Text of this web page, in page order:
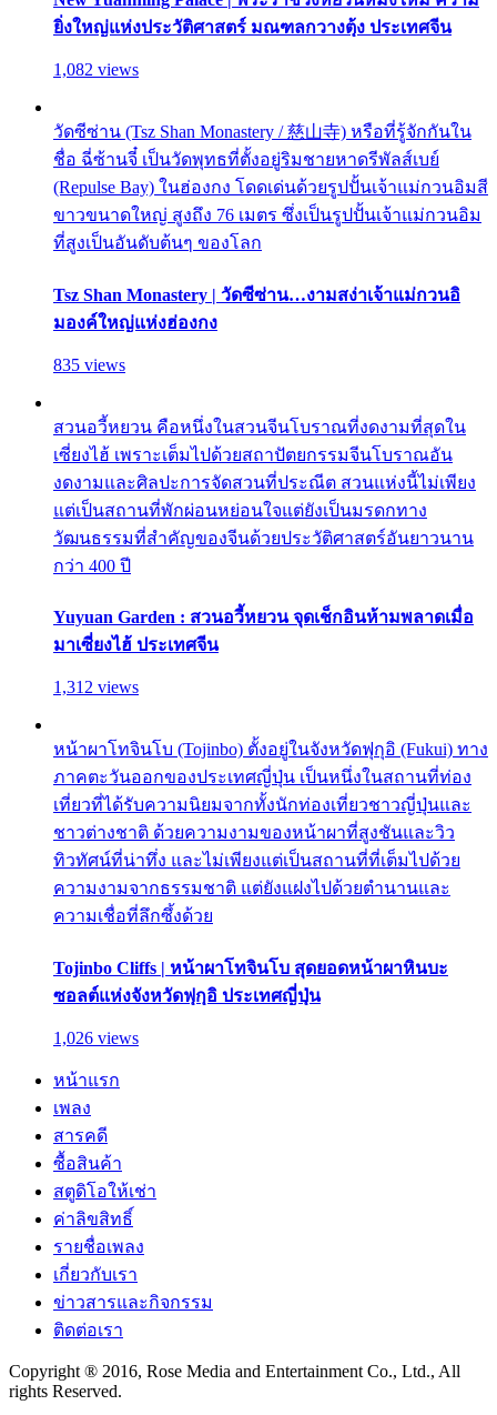
ยิ่งใหญ่แห่งประวัติศาสตร์ มณฑลกวางตุ้ง ประเทศจีน
1,082 views
วัดซีซ่าน (Tsz Shan Monastery / 慈山寺) หรือที่รู้จักกันใน
ชื่อ ฉี่ซ้านจี๋ เป็นวัดพุทธที่ตั้งอยู่ริมชายหาดรีพัลส์เบย์
(Repulse Bay) ในฮ่องกง โดดเด่นด้วยรูปปั้นเจ้าแม่กวนอิมสี
ขาวขนาดใหญ่ สูงถึง 76 เมตร ซึ่งเป็นรูปปั้นเจ้าแม่กวนอิม
ที่สูงเป็นอันดับต้นๆ ของโลก
Tsz Shan Monastery | วัดซีซ่าน…งามสง่าเจ้าแม่กวนอิ
มองค์ใหญ่แห่งฮ่องกง
835 views
สวนอวี้หยวน คือหนึ่งในสวนจีนโบราณที่งดงามที่สุดใน
เซี่ยงไฮ้ เพราะเต็มไปด้วยสถาปัตยกรรมจีนโบราณอัน
งดงามและศิลปะการจัดสวนที่ประณีต สวนแห่งนี้ไม่เพียง
แต่เป็นสถานที่พักผ่อนหย่อนใจแต่ยังเป็นมรดกทาง
วัฒนธรรมที่สำคัญของจีนด้วยประวัติศาสตร์อันยาวนาน
กว่า 400 ปี
Yuyuan Garden : สวนอวี้หยวน จุดเช็กอินห้ามพลาดเมื่อ
มาเซี่ยงไฮ้ ประเทศจีน
1,312 views
หน้าผาโทจินโบ (Tojinbo) ตั้งอยู่ในจังหวัดฟุกุอิ (Fukui) ทาง
ภาคตะวันออกของประเทศญี่ปุ่น เป็นหนึ่งในสถานที่ท่อง
เที่ยวที่ได้รับความนิยมจากทั้งนักท่องเที่ยวชาวญี่ปุ่นและ
ชาวต่างชาติ ด้วยความงามของหน้าผาที่สูงชันและวิว
ทิวทัศน์ที่น่าทึ่ง และไม่เพียงแต่เป็นสถานที่ที่เต็มไปด้วย
ความงามจากธรรมชาติ แต่ยังแฝงไปด้วยตำนานและ
ความเชื่อที่ลึกซึ้งด้วย
Tojinbo Cliffs | หน้าผาโทจินโบ สุดยอดหน้าผาหินบะ
ซอลต์แห่งจังหวัดฟุกุอิ ประเทศญี่ปุ่น
1,026 views
หน้าแรก
เพลง
สารคดี
ซื้อสินค้า
สตูดิโอให้เช่า
ค่าลิขสิทธิ์
รายชื่อเพลง
เกี่ยวกับเรา
ข่าวสารและกิจกรรม
ติดต่อเรา
Copyright ® 2016, Rose Media and Entertainment Co., Ltd., All
rights Reserved.